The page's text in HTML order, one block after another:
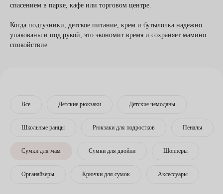
спасением в парке, кафе или торговом центре.
Когда подгузники, детское питание, крем и бутылочка надежно
упакованы и под рукой, это экономит время и сохраняет мамино
спокойствие.
Все Детские рюкзаки Детские чемоданы
Школьные ранцы Рюкзаки для подростков Пеналы
Сумки для мам Сумки для двойни Шопперы
Органайзеры Крючки для сумок Аксессуары